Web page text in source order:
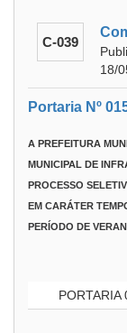
C-039
18/
Portaria Nº
A PREFEITURA
MUNICIPAL DE
PROCESSO
EM CARÁTER
PERÍODO DE
PORTARIA